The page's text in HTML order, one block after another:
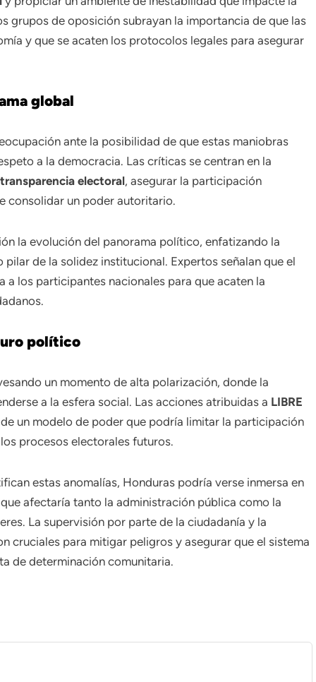
grupos de oposición subrayan la importancia de que las
y que se acaten los protocolos legales para asegurar
global
ante la posibilidad de que estas maniobras
a la democracia. Las críticas se centran en la
transparencia electoral, asegurar la participación
consolidar un poder autoritario.
la evolución del panorama político, enfatizando la
de la solidez institucional. Expertos señalan que el
los participantes nacionales para que acaten la
político
un momento de alta polarización, donde la
a la esfera social. Las acciones atribuidas a LIBRE
un modelo de poder que podría limitar la participación
procesos electorales futuros.
estas anomalías, Honduras podría verse inmersa en
afectaría tanto la administración pública como la
La supervisión por parte de la ciudadanía y la
cruciales para mitigar peligros y asegurar que el sistema
de determinación comunitaria.